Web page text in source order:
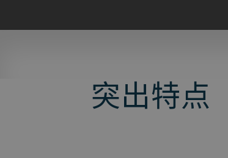
突出特点